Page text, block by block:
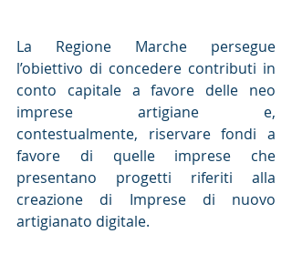
La Regione Marche persegue
l’obiettivo di concedere contributi in
conto capitale a favore delle neo
imprese artigiane e,
contestualmente, riservare fondi a
favore di quelle imprese che
presentano progetti riferiti alla
creazione di Imprese di nuovo
artigianato digitale.